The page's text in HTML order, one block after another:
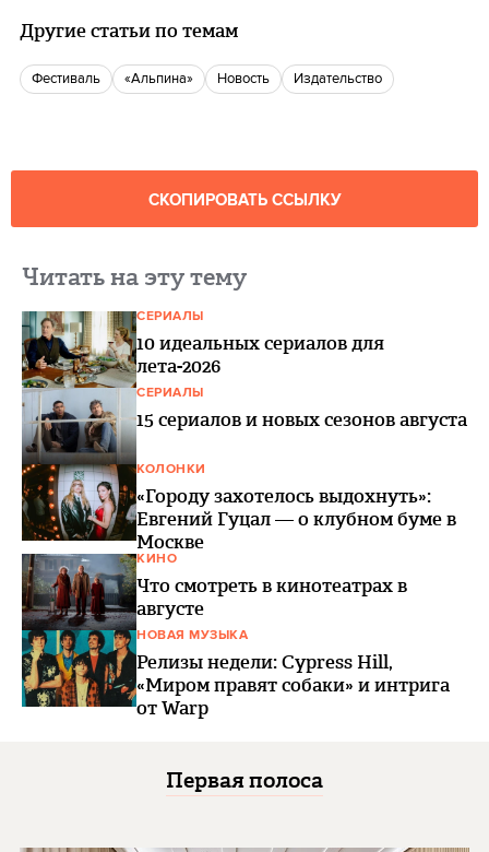
Другие статьи по темам
фестиваль «Альпина» Новость издательство
СКОПИРОВАТЬ ССЫЛКУ
Читать на эту тему
СЕРИАЛЫ
10 идеальных сериалов для
лета-2026
СЕРИАЛЫ
15 сериалов и новых сезонов августа
КОЛОНКИ
«Городу захотелось выдохнуть»:
Евгений Гуцал — о клубном буме в
Москве
КИНО
Что смотреть в кинотеатрах в
августе
НОВАЯ МУЗЫКА
Релизы недели: Cypress Hill,
«Миром правят собаки» и интрига
от Warp
Первая полоса